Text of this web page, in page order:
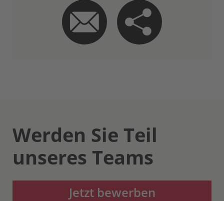
Werden Sie Teil
unseres Teams
Jetzt bewerben